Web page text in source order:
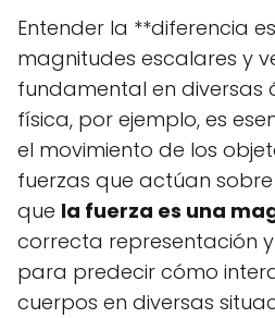
Entender la **diferencia
magnitudes escalares y
fundamental en diversas
física, por ejemplo, es
el movimiento de los
fuerzas que actúan
que la fuerza es una
correcta representación
para predecir cómo
cuerpos en diversas